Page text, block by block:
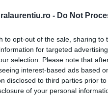
- Do Not
to opt-out of the sale, sharing
for targeted
selection. Please note that
interest-based ads based
disclosed to third parties prior
of your personal
Vezi reteta